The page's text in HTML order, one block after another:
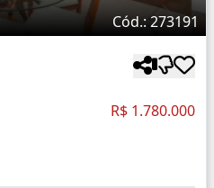
Cód.: 273191
R$ 1.780.000